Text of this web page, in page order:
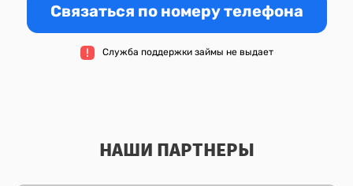
Связаться по номеру телефона
Служба поддержки займы не выдает
НАШИ ПАРТНЕРЫ